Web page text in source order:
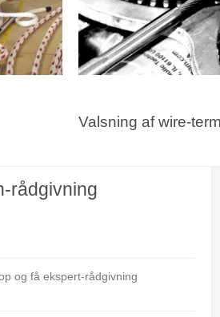
Valsning af wire-
rådgivning
og få ekspert-rådgivning